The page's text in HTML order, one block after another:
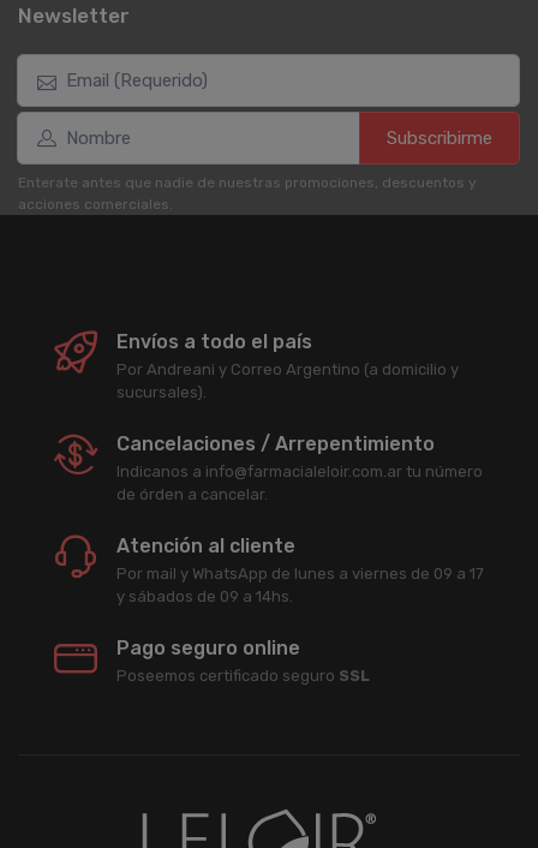
Newsletter
Subscribirme
Enterate antes que nadie de nuestras promociones, descuentos y
acciones comerciales.
Envíos a todo el país
Por Andreani y Correo Argentino (a domicilio y
sucursales).
Cancelaciones / Arrepentimiento
Indicanos a info@farmacialeloir.com.ar tu número
de órden a cancelar.
Atención al cliente
Por mail y WhatsApp de lunes a viernes de 09 a 17
y sábados de 09 a 14hs.
Pago seguro online
Poseemos certificado seguro SSL